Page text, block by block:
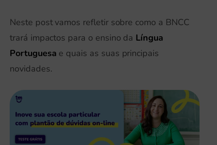
Neste post vamos refletir sobre como a BNCC
trará impactos para o ensino da Língua
Portuguesa e quais as suas principais
novidades.